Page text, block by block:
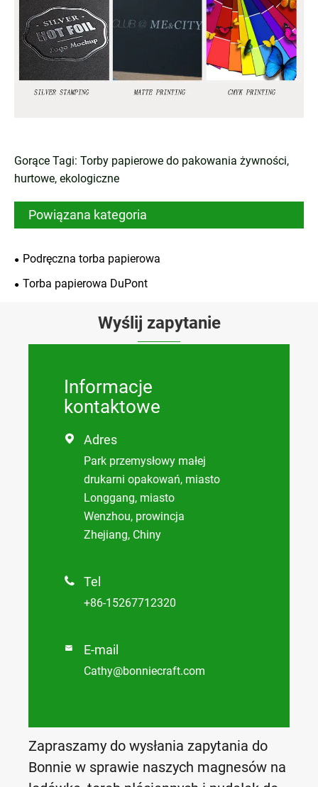
Gorące Tagi: Torby papierowe do pakowania żywności,
hurtowe, ekologiczne
Powiązana kategoria
Podręczna torba papierowa
Torba papierowa DuPont
Wyślij zapytanie
Informacje
kontaktowe
 Adres
Park przemysłowy małej
drukarni opakowań, miasto
Longgang, miasto
Wenzhou, prowincja
Zhejiang, Chiny
 Tel
+86-15267712320
 E-mail
Cathy@bonniecraft.com
Zapraszamy do wysłania zapytania do
Bonnie w sprawie naszych magnesów na